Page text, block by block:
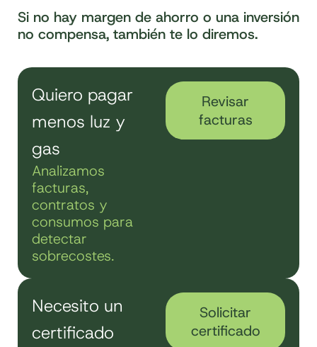
Si no hay margen de ahorro o una inversión
no compensa, también te lo diremos.
Quiero pagar
menos luz y
gas
Analizamos
facturas,
contratos y
consumos para
detectar
sobrecostes.
Revisar
facturas
Necesito un
certificado
Solicitar
certificado